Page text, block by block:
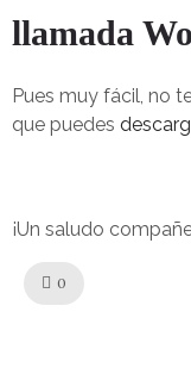
llamada
Pues muy fácil, no
que puedes
¡Un saludo
0